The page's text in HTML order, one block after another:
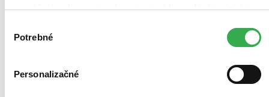
umožňujú zobrazenie relevantnej reklamy. Niektoré údaje
keby sme mohli používať všetky tieto cookies. Ďakujeme!
súhlasu
Potrebné
Personalizačné